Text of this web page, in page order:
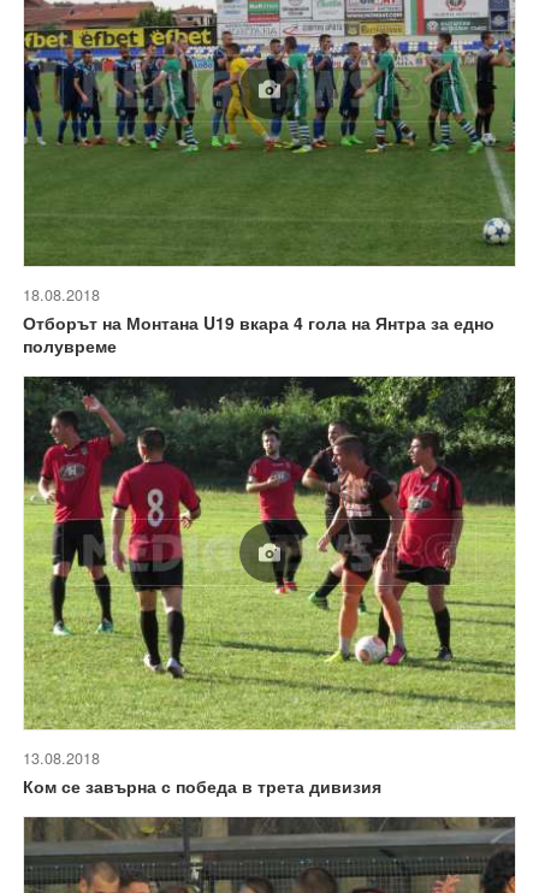
18.08.2018
Отборът на Монтана U19 вкара 4 гола на Янтра за едно
полувреме
13.08.2018
Ком се завърна с победа в трета дивизия